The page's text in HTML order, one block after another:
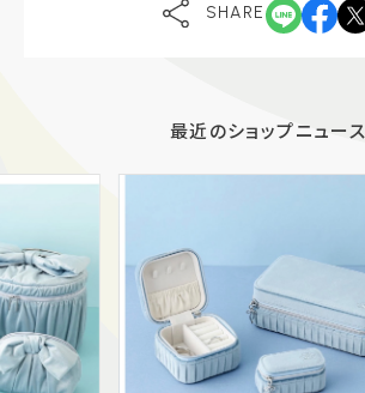
SHARE
最近のショップニュース